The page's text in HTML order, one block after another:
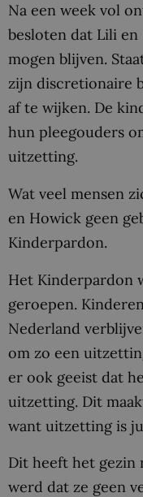
Na een week vol
besloten dat Lili
mogen blijven.
zijn discretionaire
af te wijken. De
hun pleegouders
uitzetting.
Wat veel mensen
en Howick geen
Kinderpardon.
Het Kinderpardon
geroepen.
Nederland
om zo een
er ook geeist dat
uitzetting. Dit
want uitzetting is
Dit heeft het gezin
werd dat ze geen